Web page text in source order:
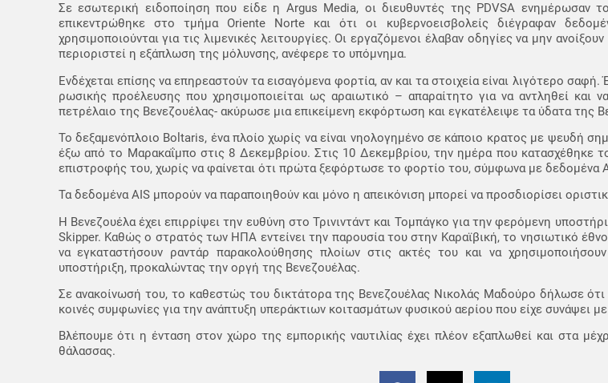
Σε εσωτερική ειδοποίηση που είδε η Argus Media, οι διευθυντές της PDVSA ενημέρωσαν
επικεντρώθηκε στο τμήμα Oriente Norte και ότι οι κυβερνοεισβολείς διέγραφαν
χρησιμοποιούνται για τις λιμενικές λειτουργίες. Οι εργαζόμενοι έλαβαν οδηγίες να μην
περιοριστεί η εξάπλωση της μόλυνσης, ανέφερε το υπόμνημα.
Ενδέχεται επίσης να επηρεαστούν τα εισαγόμενα φορτία, αν και τα στοιχεία είναι λιγότερο
ρωσικής προέλευσης που χρησιμοποιείται ως αραιωτικό – απαραίτητο για να αντληθεί και
πετρέλαιο της Βενεζουέλας- ακύρωσε μια επικείμενη εκφόρτωση και εγκατέλειψε τα ύδατα της
Το δεξαμενόπλοιο Boltaris, ένα πλοίο χωρίς να είναι νηολογημένο σε κάποιο κρατος με ψευδή
έξω από το Μαρακαΐμπο στις 8 Δεκεμβρίου. Στις 10 Δεκεμβρίου, την ημέρα που κατασχέθηκε
επιστροφής του, χωρίς να φαίνεται ότι πρώτα ξεφόρτωσε το φορτίο του, σύμφωνα με δεδομένα
Τα δεδομένα AIS μπορούν να παραποιηθούν και μόνο η απεικόνιση μπορεί να προσδιορίσει
Η Βενεζουέλα έχει επιρρίψει την ευθύνη στο Τρινιντάντ και Τομπάγκο για την φερόμενη
Skipper. Καθώς ο στρατός των ΗΠΑ εντείνει την παρουσία του στην Καραϊβική, το νησιωτικό
να εγκαταστήσουν ραντάρ παρακολούθησης πλοίων στις ακτές του και να
υποστήριξη, προκαλώντας την οργή της Βενεζουέλας.
Σε ανακοίνωσή του, το καθεστώς του δικτάτορα της Βενεζουέλας Νικολάς Μαδούρο δήλωσε ότι
κοινές συμφωνίες για την ανάπτυξη υπεράκτιων κοιτασμάτων φυσικού αερίου που είχε συνάψει
Βλέπουμε ότι η ένταση στον χώρο της εμπορικής ναυτιλίας έχει πλέον εξαπλωθεί και στα
θάλασσας.